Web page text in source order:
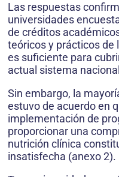
Las respuestas
universidades
de créditos
teóricos y prácticos de
es suficiente para
actual sistema
Sin embargo, la
estuvo de acuerdo en
implementación de
proporcionar una
nutrición clínica
insatisfecha (anexo 2).